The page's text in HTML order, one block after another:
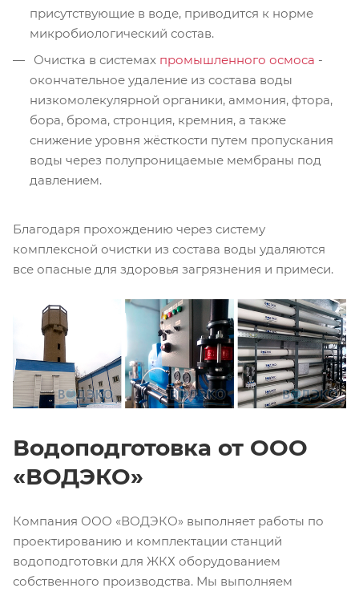
присутствующие в воде, приводится к норме
микробиологический состав.
Очистка в системах промышленного осмоса -
окончательное удаление из состава воды
низкомолекулярной органики, аммония, фтора,
бора, брома, стронция, кремния, а также
снижение уровня жёсткости путем пропускания
воды через полупроницаемые мембраны под
давлением.
Благодаря прохождению через систему
комплексной очистки из состава воды удаляются
все опасные для здоровья загрязнения и примеси.
Водоподготовка от ООО
«ВОДЭКО»
Компания ООО «ВОДЭКО» выполняет работы по
проектированию и комплектации станций
водоподготовки для ЖКХ оборудованием
собственного производства. Мы выполняем